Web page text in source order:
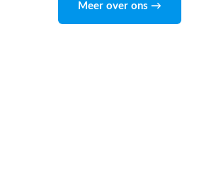
Meer over ons →